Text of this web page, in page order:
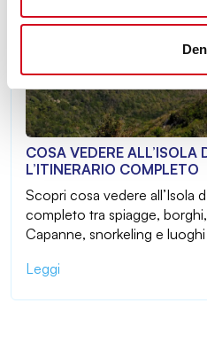
COSA VEDERE ALL’ISOLA
L’ITINERARIO COMPLETO
Scopri cosa vedere all’Isola
completo tra spiagge,
Capanne, snorkeling e
Leggi